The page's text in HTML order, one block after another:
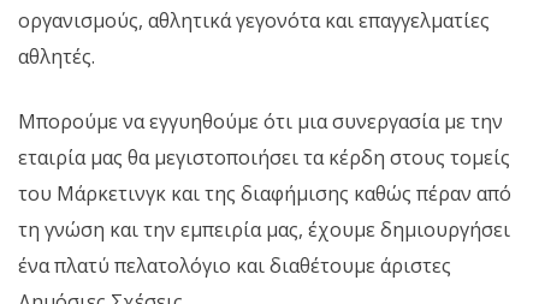
οργανισμούς, αθλητικά γεγονότα και επαγγελματίες
αθλητές.
Μπορούμε να εγγυηθούμε ότι μια συνεργασία με την
εταιρία μας θα μεγιστοποιήσει τα κέρδη στους τομείς
του Μάρκετινγκ και της διαφήμισης καθώς πέραν από
τη γνώση και την εμπειρία μας, έχουμε δημιουργήσει
ένα πλατύ πελατολόγιο και διαθέτουμε άριστες